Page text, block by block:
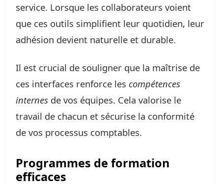
service. Lorsque les collaborateurs voient
que ces outils simplifient leur quotidien, leur
adhésion devient naturelle et durable.
Il est crucial de souligner que la maîtrise de
ces interfaces renforce les compétences
internes de vos équipes. Cela valorise le
travail de chacun et sécurise la conformité
de vos processus comptables.
Programmes de formation
efficaces